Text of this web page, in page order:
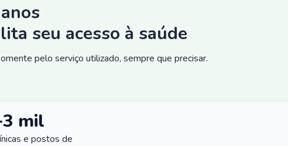
seu acesso à saúde
pelo serviço utilizado, sempre que precisar.
mil
e postos de